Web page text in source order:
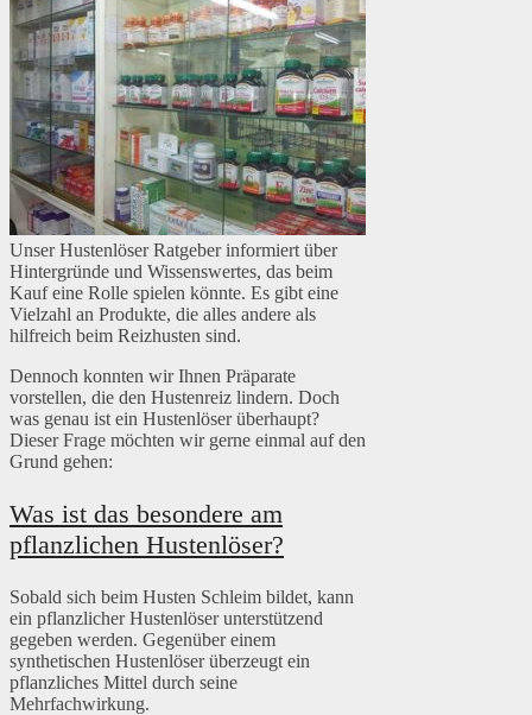
Unser Hustenlöser Ratgeber informiert über
Hintergründe und Wissenswertes, das beim
Kauf eine Rolle spielen könnte. Es gibt eine
Vielzahl an Produkte, die alles andere als
hilfreich beim Reizhusten sind.
Dennoch konnten wir Ihnen Präparate
vorstellen, die den Hustenreiz lindern. Doch
was genau ist ein Hustenlöser überhaupt?
Dieser Frage möchten wir gerne einmal auf den
Grund gehen:
Was ist das besondere am
pflanzlichen Hustenlöser?
Sobald sich beim Husten Schleim bildet, kann
ein pflanzlicher Hustenlöser unterstützend
gegeben werden. Gegenüber einem
synthetischen Hustenlöser überzeugt ein
pflanzliches Mittel durch seine
Mehrfachwirkung.